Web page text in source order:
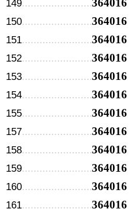
149 364016
150 364016
151 364016
152 364016
153 364016
154 364016
155 364016
157 364016
158 364016
159 364016
160 364016
161 364016